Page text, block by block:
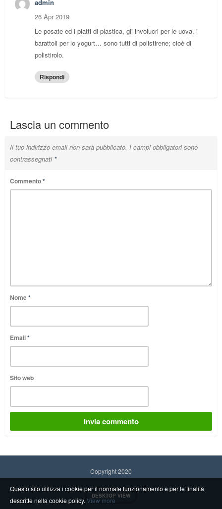
admin
26 Apr 2019
Le posate ed i piatti di plastica, gli involucri per le uova, i
barattoli per lo yogurt… sono tutti di polistirene; cioè di
polistirolo.
Rispondi
Lascia un commento
Il tuo indirizzo email non sarà pubblicato. I campi obbligatori sono
contrassegnati *
Commento*
Nome*
Email*
Sito web
Copyright 2020
DESKTOP VIEW
Questo sito utilizza i cookie per il normale funzionamento e per le finalità
descritte nella cookie policy. View more